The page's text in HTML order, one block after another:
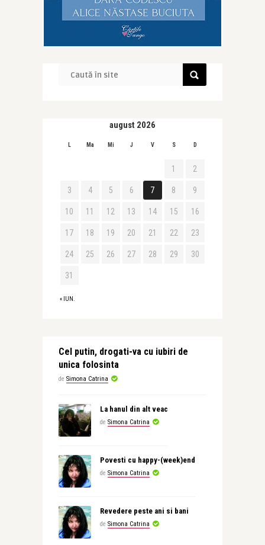
august 2026
L Ma Mi J V S D
« IUN.
1 2
3 4 5 6 7 8 9
10 11 12 13 14 15 16
17 18 19 20 21 22 23
24 25 26 27 28 29 30
31
Cel putin, drogati-va cu iubiri de
unica folosinta
de Simona Catrina
La hanul din alt veac
de Simona Catrina
Povesti cu happy-(week)end
de Simona Catrina
Revedere peste ani si bani
de Simona Catrina